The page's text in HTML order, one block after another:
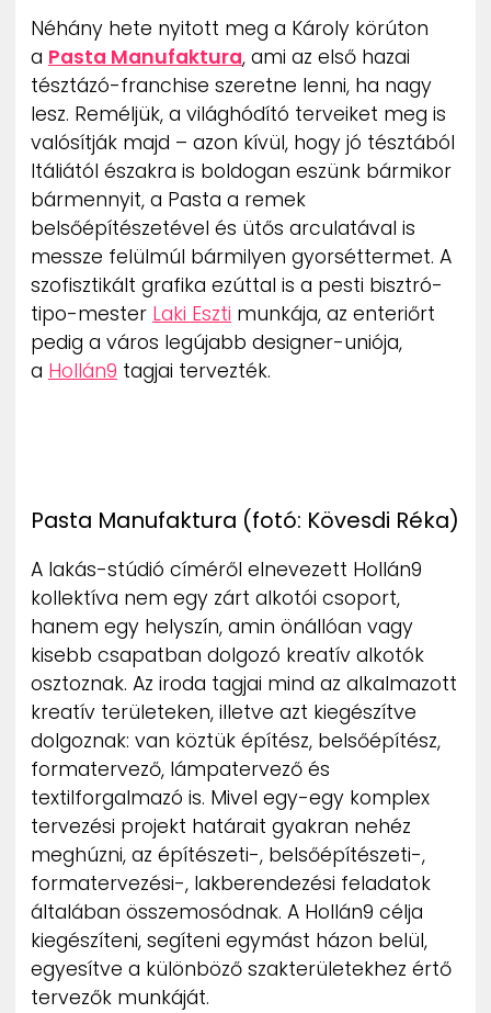
ZENE
MÉDIAAJÁNLAT
IMPRESSZUM
PR-ARCHÍVUM
ADATKEZELÉSI TÁJÉKOZTATÓ
Néhány hete nyitott meg a Károly körúton
a Pasta Manufaktura, ami az első hazai
tésztázó-franchise szeretne lenni, ha nagy
lesz. Reméljük, a világhódító terveiket meg is
valósítják majd – azon kívül, hogy jó tésztából
Itáliától északra is boldogan eszünk bármikor
bármennyit, a Pasta a remek
belsőépítészetével és ütős arculatával is
messze felülmúl bármilyen gyorséttermet. A
szofisztikált grafika ezúttal is a pesti bisztró-
tipo-mester Laki Eszti munkája, az enteriőrt
pedig a város legújabb designer-uniója,
a Hollán9 tagjai tervezték.
Pasta Manufaktura (fotó: Kövesdi Réka)
A lakás-stúdió címéről elnevezett Hollán9
kollektíva nem egy zárt alkotói csoport,
hanem egy helyszín, amin önállóan vagy
kisebb csapatban dolgozó kreatív alkotók
osztoznak. Az iroda tagjai mind az alkalmazott
kreatív területeken, illetve azt kiegészítve
dolgoznak: van köztük építész, belsőépítész,
formatervező, lámpatervező és
textilforgalmazó is. Mivel egy-egy komplex
tervezési projekt határait gyakran nehéz
meghúzni, az építészeti-, belsőépítészeti-,
formatervezési-, lakberendezési feladatok
általában összemosódnak. A Hollán9 célja
kiegészíteni, segíteni egymást házon belül,
egyesítve a különböző szakterületekhez értő
tervezők munkáját.